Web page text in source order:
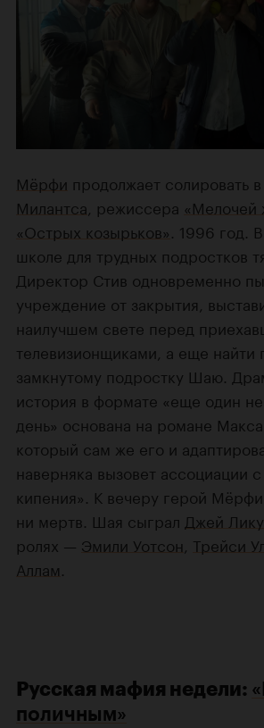
Мёрфи продолжает солировать
Милантса, режиссера «Мелочей
«Острых козырьков». 1996 год.
школе для трудных подростков
Директор Стив одновременно
учреждение от закрытия,
наилучшем свете перед
телевизионщиками, а еще найти
замкнутому подростку Шаю.
история в формате «еще один
день» основана на романе
который сам же его и
наверняка вызовет ассоциации
кипения». К вечеру герой
ни мертв. Шая сыграл Джей
ролях — Эмили Уотсон, Трейси
Аллам.
Русская мафия недели:
поличным»